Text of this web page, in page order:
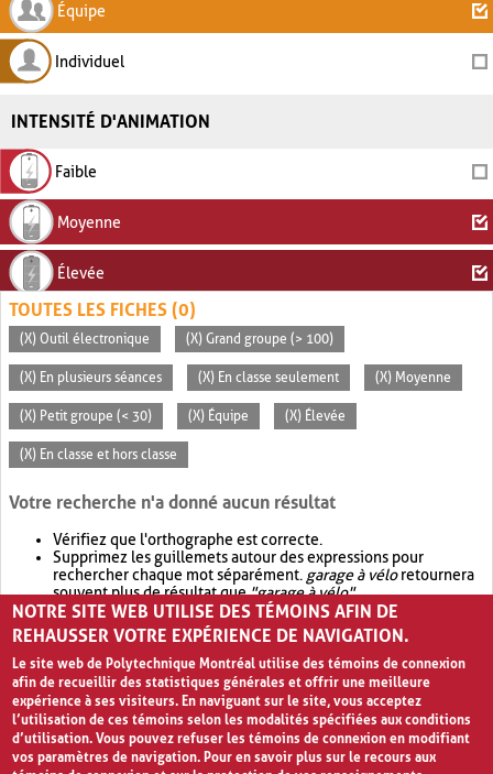
Équipe
Individuel
INTENSITÉ D'ANIMATION
Faible
Moyenne
Élevée
TOUTES LES FICHES (0)
(X) Outil électronique (X) Grand groupe (> 100)
(X) En plusieurs séances (X) En classe seulement (X) Moyenne
(X) Petit groupe (< 30) (X) Équipe (X) Élevée
(X) En classe et hors classe
Votre recherche n'a donné aucun résultat
Vérifiez que l'orthographe est correcte.
Supprimez les guillemets autour des expressions pour
rechercher chaque mot séparément. garage à véloretournera
souvent plus de résultat que"garage à vélo".
Envisagez d'élargir votre recherche avec OR.garage OR vélo
retournera souvent plus de résultat quegarage à vélo
NOTRE SITE WEB UTILISE DES TÉMOINS AFIN DE
REHAUSSER VOTRE EXPÉRIENCE DE NAVIGATION.
Le site web de Polytechnique Montréal utilise des témoins de connexion
afin de recueillir des statistiques générales et offrir une meilleure
expérience à ses visiteurs. En naviguant sur le site, vous acceptez
l’utilisation de ces témoins selon les modalités spécifiées aux conditions
d’utilisation. Vous pouvez refuser les témoins de connexion en modifiant
vos paramètres de navigation. Pour en savoir plus sur le recours aux